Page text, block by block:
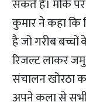
सकते हैं। मौके पर
कुमार ने कहा कि
है जो गरीब बच्चों
रिजल्ट लाकर
संचालन खोरठा
अपने कला से